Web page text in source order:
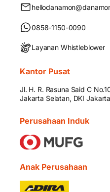
0858-1150-0090
Layanan Whistleblower
Kantor Pusat
Jl. H. R. Rasuna Said C
Jakarta Selatan, DKI
Perusahaan Induk
Anak Perusahaan